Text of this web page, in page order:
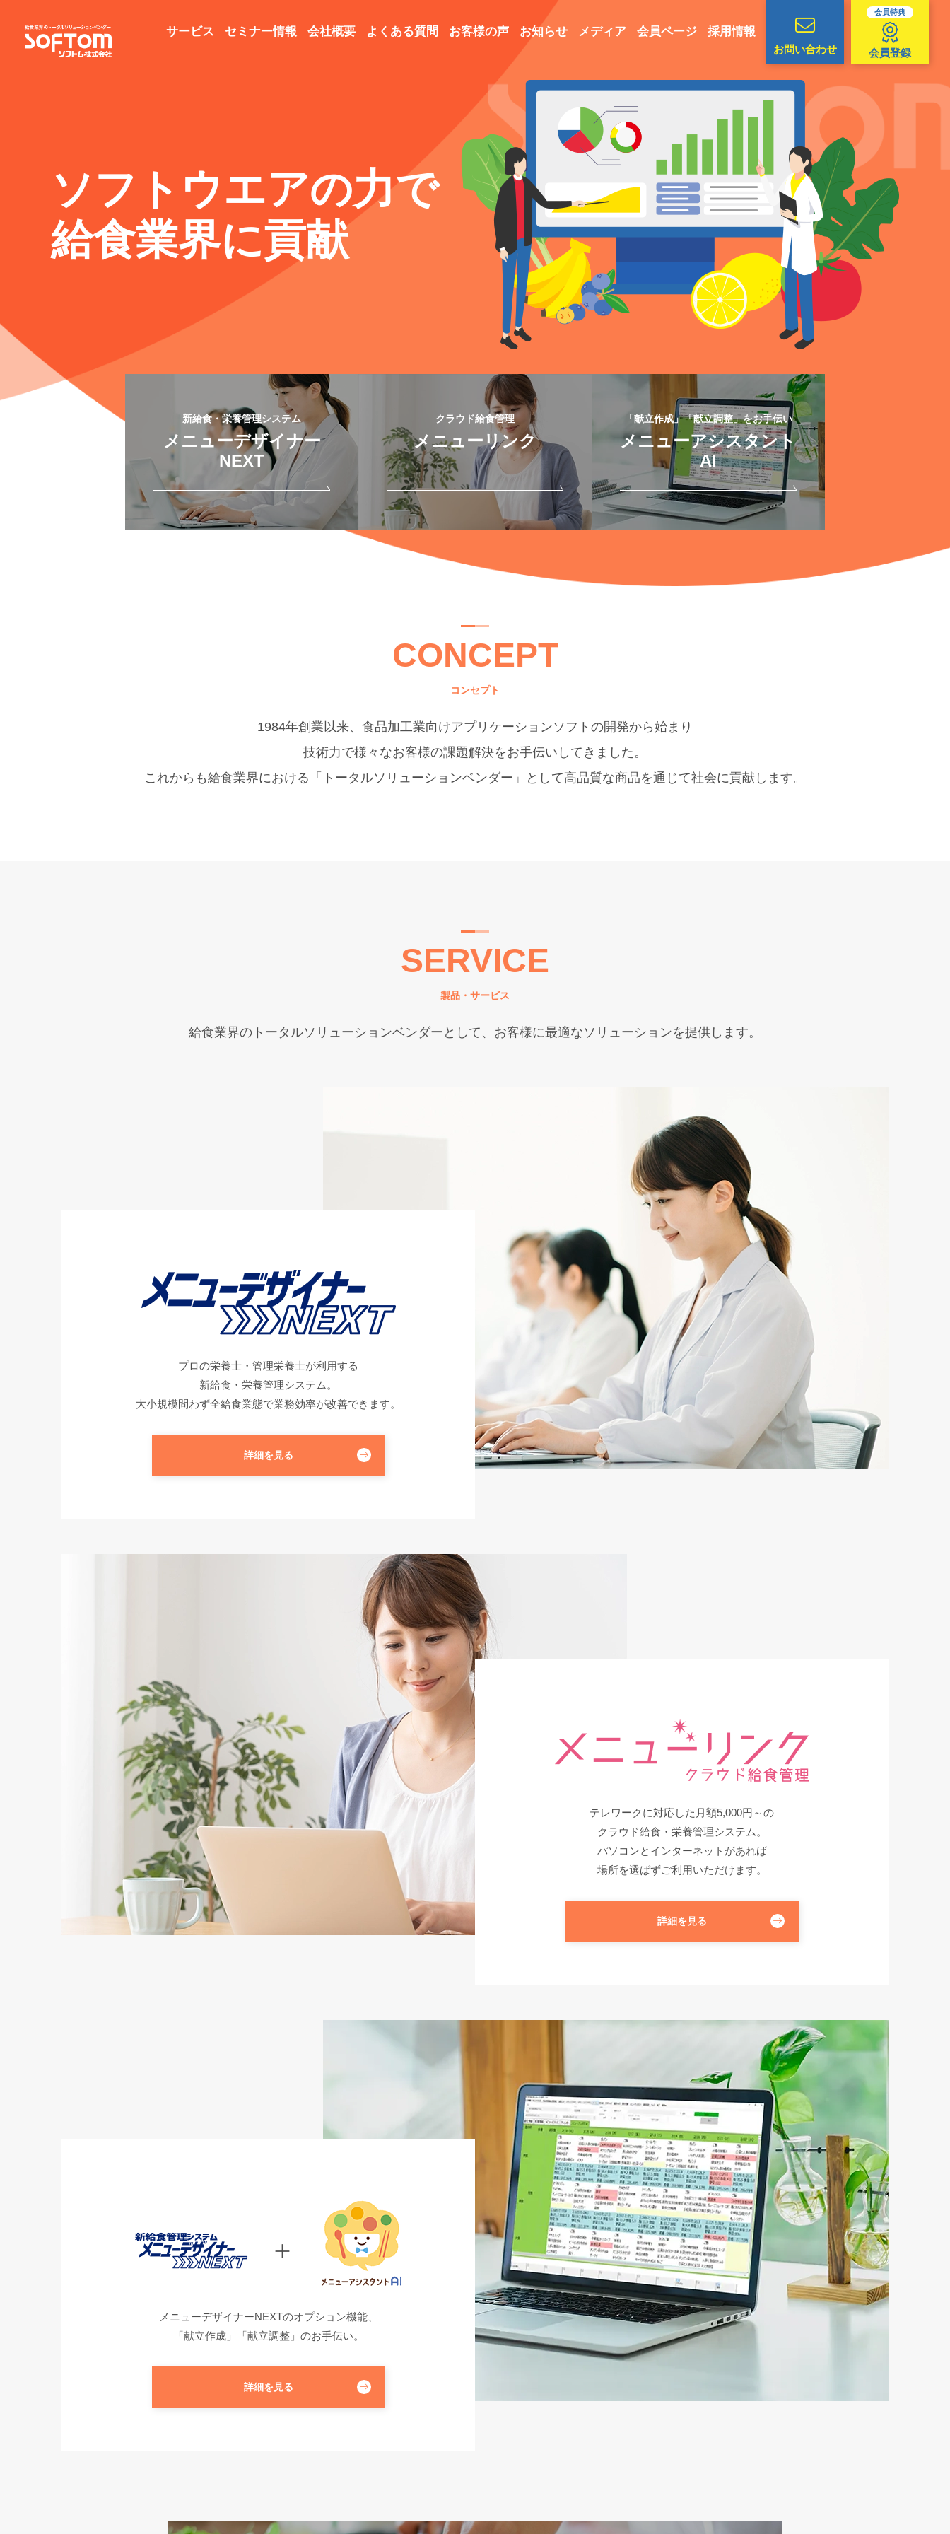
サービス セミナー情報 会社概要 よくある質問 お客様の声 お知らせ メディア 会員ページ 採用情報
お問い合わせ
会員特典
会員登録
ソフトウエアの力で
給食業界に貢献
新給食・栄養管理システム
メニューデザイナー
NEXT
クラウド給食管理
メニューリンク
「献立作成」「献立調整」をお手伝い
メニューアシスタント
AI
CONCEPT
コンセプト
1984年創業以来、食品加工業向けアプリケーションソフトの開発から始まり
技術力で様々なお客様の課題解決をお手伝いしてきました。
これからも給食業界における「トータルソリューションベンダー」として高品質な商品を通じて社会に貢献します。
SERVICE
製品・サービス
給食業界のトータルソリューションベンダーとして、お客様に最適なソリューションを提供します。
プロの栄養士・管理栄養士が利用する
新給食・栄養管理システム。
大小規模問わず全給食業態で業務効率が改善できます。
詳細を見る
テレワークに対応した月額5,000円～の
クラウド給食・栄養管理システム。
パソコンとインターネットがあれば
場所を選ばずご利用いただけます。
詳細を見る
メニューデザイナーNEXTのオプション機能、
「献立作成」「献立調整」のお手伝い。
詳細を見る